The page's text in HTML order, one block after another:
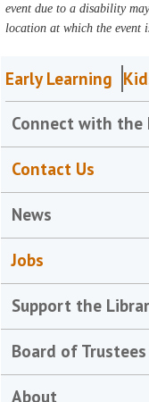
event due to a disability
location at which the event
Early Learning
Connect with the
Contact Us
News
Jobs
Support the
Board of Trustees
About